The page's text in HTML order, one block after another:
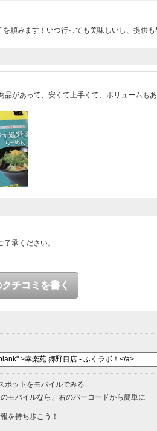
頼みます！いつ行っても美味しいし、提供
があって、安くて上手くて、ボリュームも
承ください。
チコミを書く
ポットをモバイルでみる
モバイルなら、右のバーコードから簡単に
を持ち歩こう！